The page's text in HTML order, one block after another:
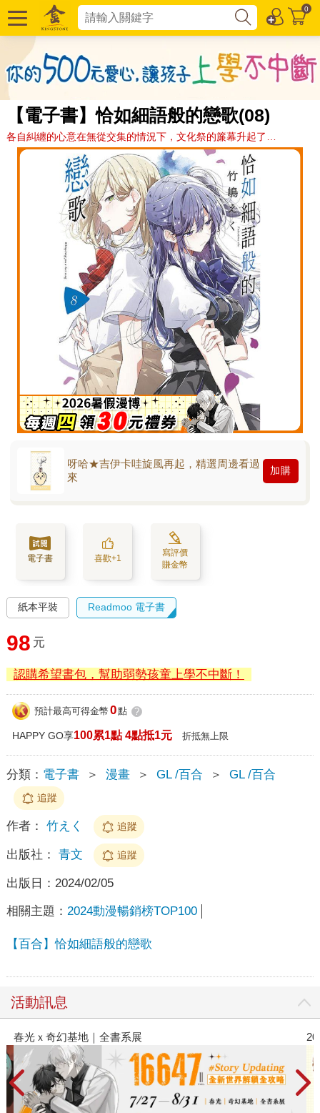
0
【電子書】恰如細語般的戀歌(08)
各自糾纏的心意在無從交集的情況下，文化祭的簾幕升起了…
呀哈★吉伊卡哇旋風再起，精選周邊看過
來
加購
電子書 喜歡+1
寫評價
賺金幣
紙本平裝 Readmoo 電子書
98 元
認購希望書包，幫助弱勢孩童上學不中斷！
預計最高可得金幣 0點 ?
HAPPY GO享100累1點 4點抵1元 折抵無上限
分類： 電子書 ＞ 漫畫 ＞ GL /百合 ＞ GL /百合
追蹤
作者： 竹えく 追蹤
出版社： 青文 追蹤
出版日： 2024/02/05
相關主題： 2024動漫暢銷榜TOP100
【百合】恰如細語般的戀歌
活動訊息
春光ｘ奇幻基地｜全書系展